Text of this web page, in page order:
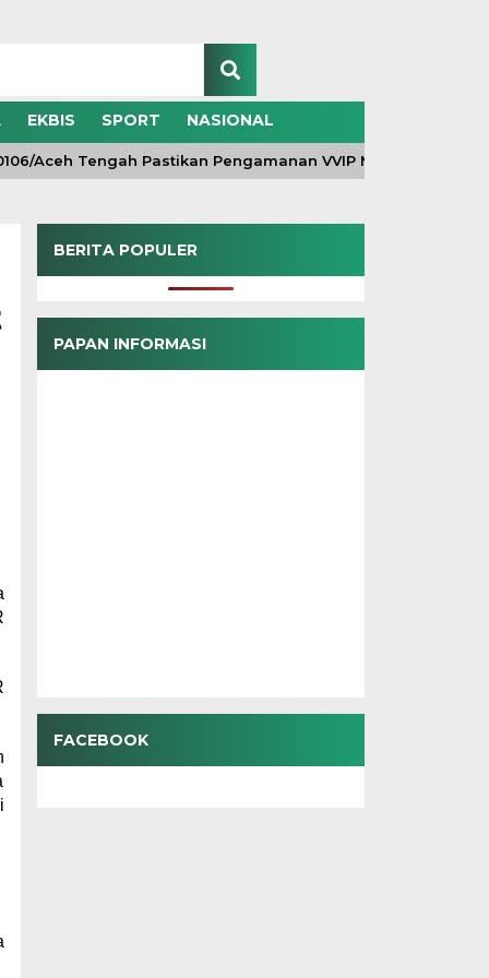
EKBIS SPORT NASIONAL
Aceh Tengah Pastikan Pengamanan VVIP Maksimal,
BERITA POPULER
PAPAN INFORMASI
FACEBOOK